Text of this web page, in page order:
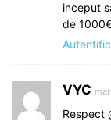
inceput
de
VYC
Respect